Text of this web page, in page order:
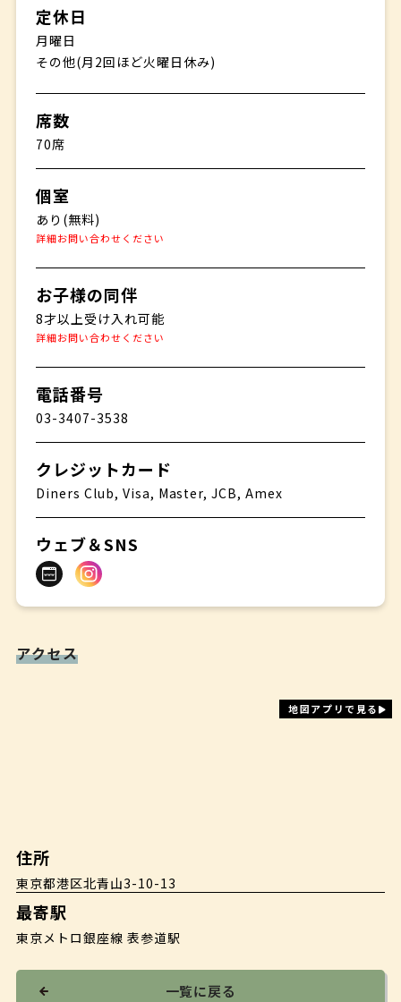
定休日
月曜日
その他(月2回ほど火曜日休み)
席数
70席
個室
あり(無料)
詳細お問い合わせください
お子様の同伴
8才以上受け入れ可能
詳細お問い合わせください
電話番号
03-3407-3538
クレジットカード
Diners Club, Visa, Master, JCB, Amex
ウェブ＆SNS
アクセス
地図アプリで見る
住所
東京都港区北青山3-10-13
最寄駅
東京メトロ銀座線 表参道駅
一覧に戻る